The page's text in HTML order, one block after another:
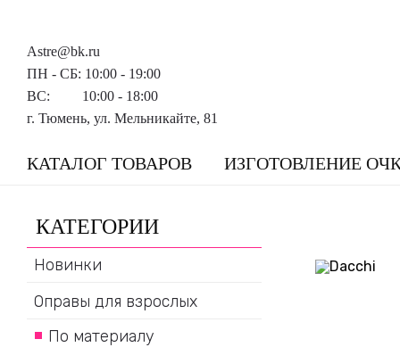
Astre@bk.ru
ПН - СБ: 10:00 - 19:00
ВС: 10:00 - 18:00
г. Тюмень, ул. Мельникайте, 81
КАТАЛОГ ТОВАРОВ ИЗГОТОВЛЕНИЕ
КАТЕГОРИИ
Новинки
Оправы для взрослых
По материалу